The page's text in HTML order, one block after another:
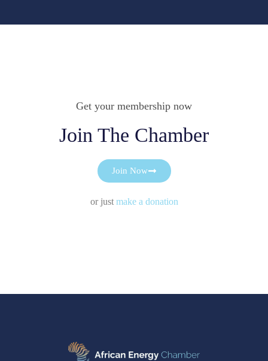
Get your membership now
Join The Chamber
Join Now
or just make a donation